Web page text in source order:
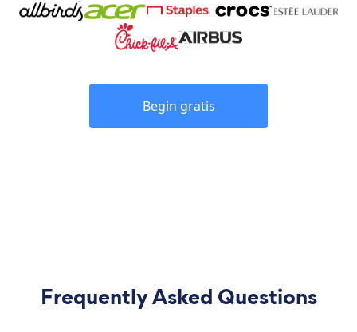
Begin gratis
Frequently Asked Questions